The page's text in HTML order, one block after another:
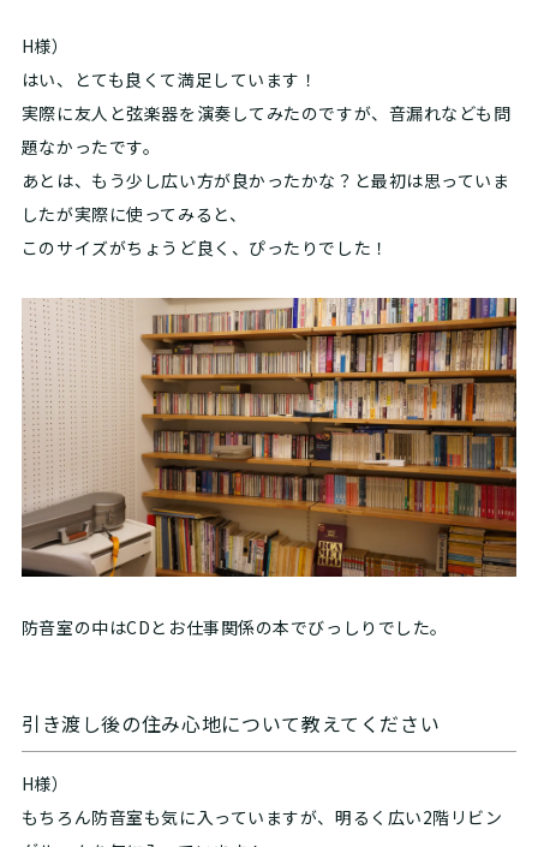
H様）
はい、とても良くて満足しています！
実際に友人と弦楽器を演奏してみたのですが、音漏れなども問
題なかったです。
あとは、もう少し広い方が良かったかな？と最初は思っていま
したが実際に使ってみると、
このサイズがちょうど良く、ぴったりでした！
防音室の中はCDとお仕事関係の本でびっしりでした。
引き渡し後の住み心地について教えてください
H様）
もちろん防音室も気に入っていますが、明るく広い2階リビン